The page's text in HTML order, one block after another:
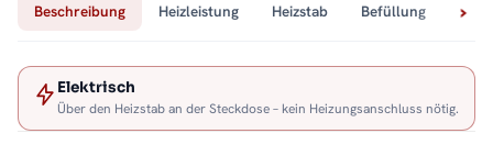
Beschreibung Heizleistung Heizstab Befüllung
Elektrisch
Über den Heizstab an der Steckdose – kein Heizungsanschluss nötig.